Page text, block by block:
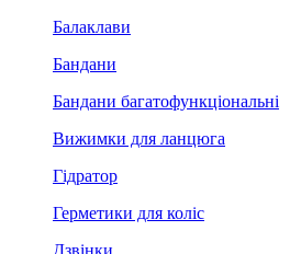
Балаклави
Бандани
Бандани багатофункціональні
Вижимки для ланцюга
Гідратор
Герметики для коліс
Дзвінки